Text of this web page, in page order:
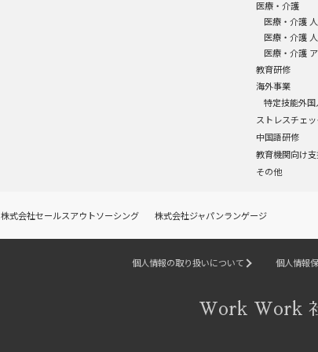
医療・介護
医療・介護
医療・介護
医療・介護
教育研修
海外事業
特定技能外
ストレスチェ
中国語研修
教育機関向け
その他
株式会社セールスアウトソーシング 株式会社ジャパンランゲージ
個人情報の取り扱いについて 個人情報
Work Work